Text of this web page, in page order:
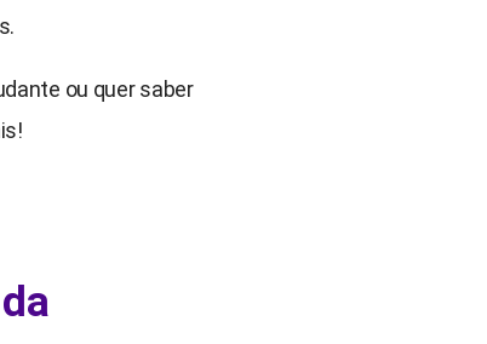
ou quer saber